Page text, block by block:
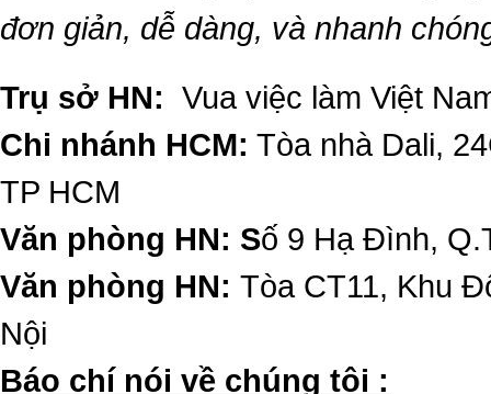
đơn giản, dễ dàng, và nhanh
Trụ sở HN: Vua việc làm Việt
Chi nhánh HCM: Tòa nhà Dali,
TP HCM
Văn phòng HN: Số 9 Hạ Đình,
Văn phòng HN: Tòa CT11, Khu
Nội
​Báo chí nói về chúng tôi :